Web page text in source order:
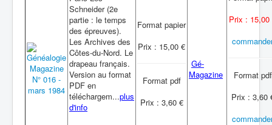
Schneider (2e
partie : le temps
des épreuves).
Les Archives des
Côtes-du-Nord. Le
drapeau français.
Version au format
PDF en
téléchargem...plus
d'info
Format papier
Prix : 15,00 €
Format pdf
Prix : 3,60 €
Gé-
Magazine
Prix : 15,00
Format pdf
Prix : 3,60